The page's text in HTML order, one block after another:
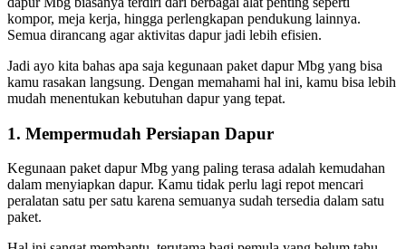
kompor, meja kerja, hingga perlengkapan pendukung lainnya.
Semua dirancang agar aktivitas dapur jadi lebih efisien.
Jadi ayo kita bahas apa saja kegunaan paket dapur Mbg yang bisa
kamu rasakan langsung. Dengan memahami hal ini, kamu bisa lebih
mudah menentukan kebutuhan dapur yang tepat.
1. Mempermudah Persiapan Dapur
Kegunaan paket dapur Mbg yang paling terasa adalah kemudahan
dalam menyiapkan dapur. Kamu tidak perlu lagi repot mencari
peralatan satu per satu karena semuanya sudah tersedia dalam satu
paket.